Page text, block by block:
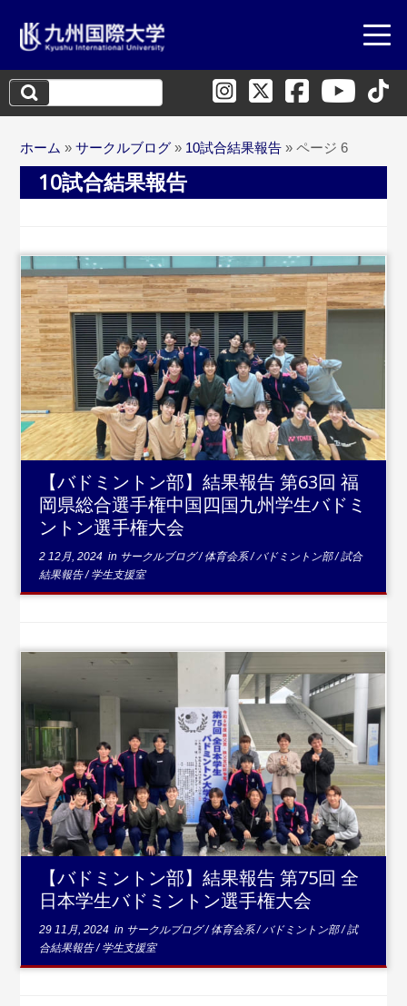
検
索:
ホーム » サークルブログ » 10試合結果報告 » ページ 6
10試合結果報告
...続きを読む
【バドミントン部】結果報告 第63回 福
岡県総合選手権中国四国九州学生バドミ
ントン選手権大会
2 12月, 2024 in サークルブログ/体育会系/バドミントン部/試合
結果報告/学生支援室
...
続きを読む
【バドミントン部】結果報告 第75回 全
日本学生バドミントン選手権大会
29 11月, 2024 in サークルブログ/体育会系/バドミントン部/試
合結果報告/学生支援室